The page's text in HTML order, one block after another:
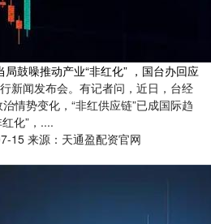
鼓噪推动产业“非红化” ，国台办回应
新闻发布会。有记者问，近日，台经
情势变化，“非红供应链”已成国际趋
化”，....
15 来源：天通盈配资官网